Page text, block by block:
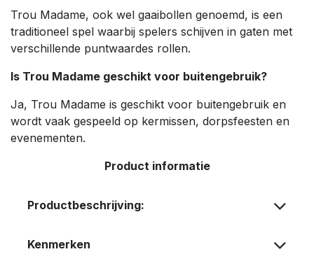
Trou Madame, ook wel gaaibollen genoemd, is een
traditioneel spel waarbij spelers schijven in gaten met
verschillende puntwaardes rollen.
Is Trou Madame geschikt voor buitengebruik?
Ja, Trou Madame is geschikt voor buitengebruik en
wordt vaak gespeeld op kermissen, dorpsfeesten en
evenementen.
Product informatie
Productbeschrijving:
Kenmerken